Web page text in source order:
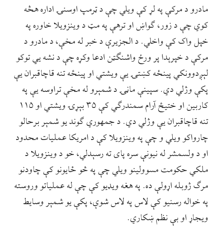
مادرو د مرکې په لړ کې ویلي چې د ټرمپ اوسنۍ اداره هڅه
کوي چې د زور، ګواښ او ترهې په مټ د وینزویلا خاوره په
خپل واک کې واخلي. د الجزیرې د خبر له مخې، د مادرو د
مرکې د خپرېدا پر ورځ واشنګټن ادعا وکړه چې د نشه یي توکو
لېږدوونکي پینځه کښتۍ یې ویشتي او پینځه تنه قاچاقبران یې
پکې وژلي دي. سپینې ماڼۍ د شمېرو له مخې تراوسه یې په
کاربین او ختیځ آرام سمندرګي کې ۳۵ بېړۍ ویشتي او ۱۱۵
تنه قاچاقبران یې وژلي دي. د جمهوري ګوند یو شمېر برحالو
چارواکو ویلي و چې په وینزویلا کې د امریکا عملیات محدود
او د ولسمشر له نیونې سره پای ته رسېدلي، خو د وینزویلا د
ملکي حکومت مسوولینو ویلي چې په څو ځایونو کې چاودنو
مرګ ژوبله اړولې ده. په هغه ویډیو کې چې له عملیاتو وروسته
په خواله رسنیو کې لاس په لاس شوې، پکې یو شمېر وسایط
ویجاړ او بې نظم ښکاري.